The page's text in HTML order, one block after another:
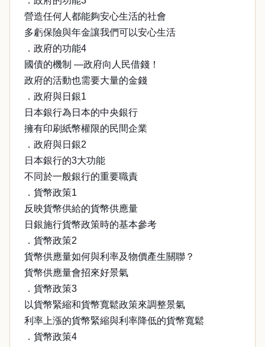
營造任何人都能夠安心生活的社會
多虧保險與年金讓我們可以安心生活
．政府的功能4
國債的機制 —政府向人民借錢！
政府的活動也需要大量的金錢
．政府與日銀1
日本銀行為日本的中央銀行
擁有印刷紙幣權限的民間企業
．政府與日銀2
日本銀行的3大功能
不同於一般銀行的重要職責
．貨幣政策1
反映貨幣供給的貨幣供應量
日銀施行貨幣政策時的基本參考
．貨幣政策2
貨幣供應量如何與利率及物價產生關聯？
貨幣供應量會招來好景氣
．貨幣政策3
以貨幣緊縮和貨幣寬鬆政策來調整景氣
利率上漲的貨幣緊縮與利率降低的貨幣寬鬆
．貨幣政策4